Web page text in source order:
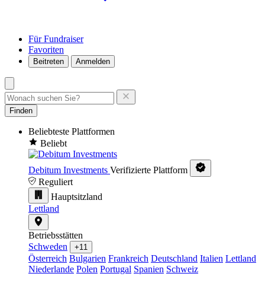
Für Fundraiser
Favoriten
Beitreten Anmelden
Finden
Beliebteste Plattformen
Beliebt
Debitum Investments Verifizierte Plattform
Reguliert
Hauptsitzland
Lettland
Betriebsstätten
Schweden
+11
Österreich Bulgarien Frankreich Deutschland Italien Lettland
Niederlande Polen Portugal Spanien Schweiz